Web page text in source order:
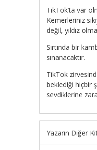
TikTok’ta var
Kemerleriniz
değil, yıldız
Sırtında bir
sınanacaktır.
TikTok
beklediği hiçbir
sevdiklerine
Yazarın Diğer